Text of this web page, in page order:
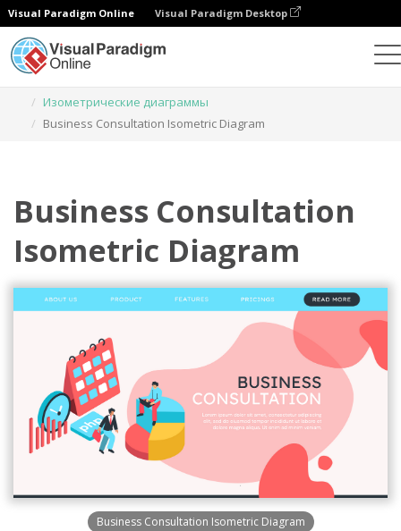
Visual Paradigm Online Visual Paradigm Desktop
Изометрические диаграммы
Business Consultation Isometric Diagram
Business Consultation
Isometric Diagram
Business Consultation Isometric Diagram